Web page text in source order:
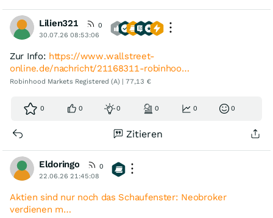
Lilien321
0
30.07.26 08:53:06
Zur Info: https://www.wallstreet-
online.de/nachricht/21168311-robinhoo…
Robinhood Markets Registered (A) | 77,13 €
0 0 0 0 0 0
Zitieren
Eldoringo
0
22.06.26 21:45:08
Aktien sind nur noch das Schaufenster: Neobroker
verdienen m…